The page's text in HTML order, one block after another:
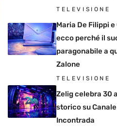
TELEVISIONE
Maria De Filippi e
ecco perché il
paragonabile a
Zalone
TELEVISIONE
Zelig celebra 30
storico su
Incontrada